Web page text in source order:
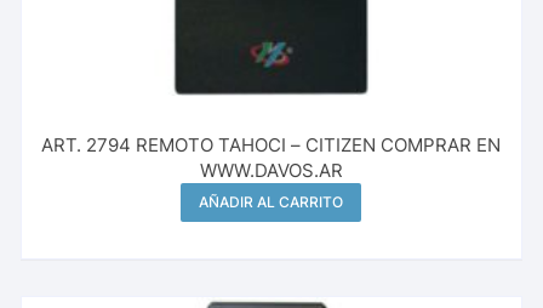
ART. 2794 REMOTO TAHOCI – CITIZEN COMPRAR EN
WWW.DAVOS.AR
AÑADIR AL CARRITO